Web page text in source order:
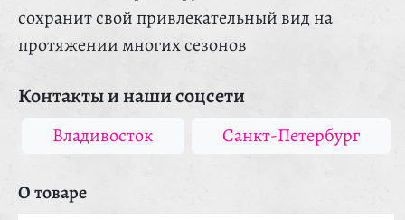
сохранит свой привлекательный вид на
протяжении многих сезонов
Контакты и наши соцсети
Владивосток Санкт-Петербург
О товаре